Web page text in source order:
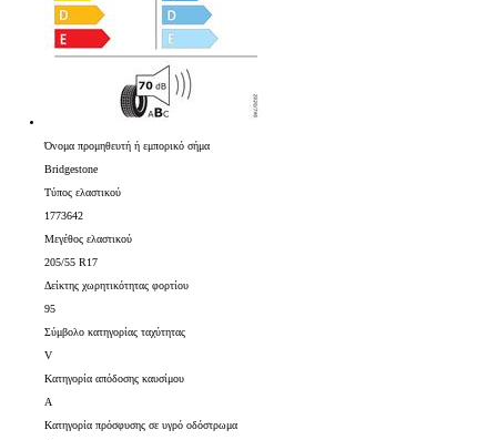
Όνομα προμηθευτή ή εμπορικό σήμα
Bridgestone
Τύπος ελαστικού
1773642
Μεγέθος ελαστικού
205/55 R17
Δείκτης χωρητικότητας φορτίου
95
Σύμβολο κατηγορίας ταχύτητας
V
Κατηγορία απόδοσης καυσίμου
A
Κατηγορία πρόσφυσης σε υγρό οδόστρωμα